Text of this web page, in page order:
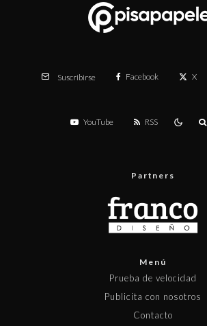
Suscribirse Facebook X
YouTube RSS
Partners
Menú
Prueba de velocidad
Publicita con nosotros
Contacto